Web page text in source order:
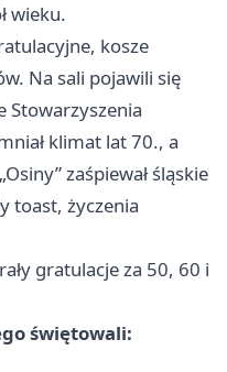
wieku.
kosze
Na sali pojawili się
Stowarzyszenia
klimat lat 70., a
zaśpiewał śląskie
toast, życzenia
gratulacje za 50, 60 i
świętowali: